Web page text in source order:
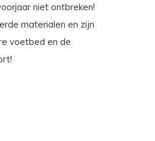
niet ontbreken!
materialen en zijn
voetbed en de